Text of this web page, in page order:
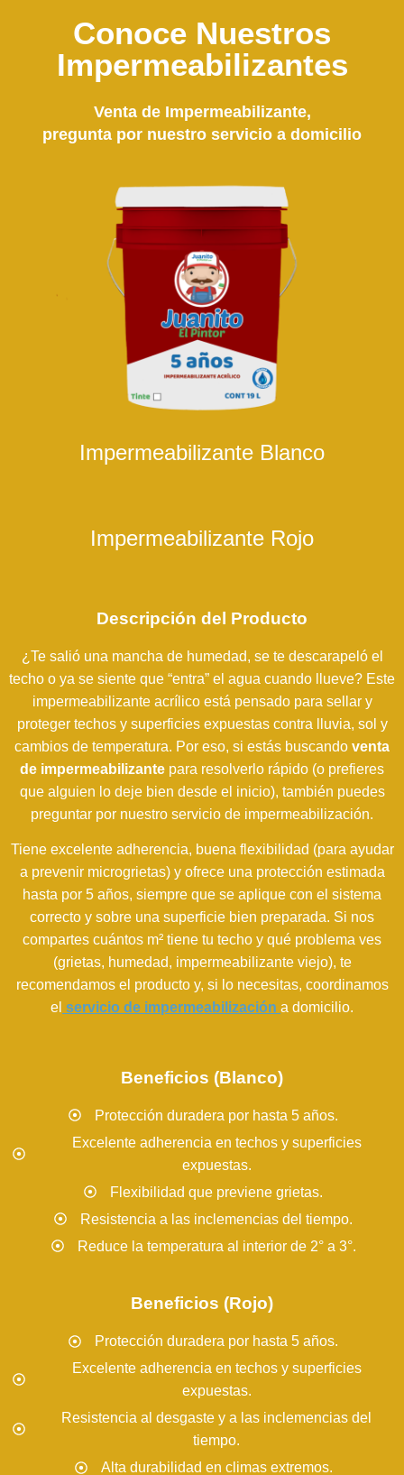
Conoce Nuestros
Impermeabilizantes
Venta de Impermeabilizante,
pregunta por nuestro servicio a domicilio
Impermeabilizante Blanco
Impermeabilizante Rojo
Descripción del Producto
¿Te salió una mancha de humedad, se te descarapeló el
techo o ya se siente que “entra” el agua cuando llueve? Este
impermeabilizante acrílico está pensado para sellar y
proteger techos y superficies expuestas contra lluvia, sol y
cambios de temperatura. Por eso, si estás buscando venta
de impermeabilizante para resolverlo rápido (o prefieres
que alguien lo deje bien desde el inicio), también puedes
preguntar por nuestro servicio de impermeabilización.
Tiene excelente adherencia, buena flexibilidad (para ayudar
a prevenir microgrietas) y ofrece una protección estimada
hasta por 5 años, siempre que se aplique con el sistema
correcto y sobre una superficie bien preparada. Si nos
compartes cuántos m² tiene tu techo y qué problema ves
(grietas, humedad, impermeabilizante viejo), te
recomendamos el producto y, si lo necesitas, coordinamos
el servicio de impermeabilización a domicilio.
Beneficios (Blanco)
Protección duradera por hasta 5 años.
Excelente adherencia en techos y superficies
expuestas.
Flexibilidad que previene grietas.
Resistencia a las inclemencias del tiempo.
Reduce la temperatura al interior de 2° a 3°.
Beneficios (Rojo)
Protección duradera por hasta 5 años.
Excelente adherencia en techos y superficies
expuestas.
Resistencia al desgaste y a las inclemencias del
tiempo.
Alta durabilidad en climas extremos.